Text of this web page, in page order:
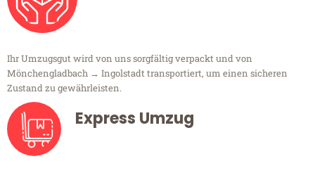
Ihr Umzugsgut wird von uns sorgfältig verpackt und von
Mönchengladbach → Ingolstadt transportiert, um einen sicheren
Zustand zu gewährleisten.
Express Umzug